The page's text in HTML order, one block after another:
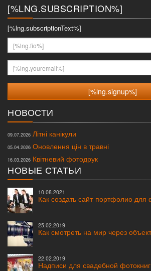
[%LNG.SUBSCRIPTION%]
[%lng.subscriptionText%]
[%lng.fio%]
[%lng.youremail%]
НОВОСТИ
09.07.2026 Літні канікули
05.04.2026 Оновлення цін в травні
16.03.2026 Квітневий фотодрук
НОВЫЕ СТАТЬИ
10.08.2021
Как создать сайт-портфолио
25.02.2019
Как смотреть на мир через
22.02.2019
Надписи для свадебной